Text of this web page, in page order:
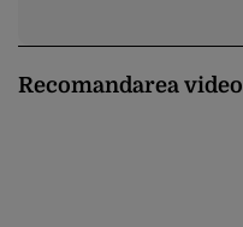
Recomandarea video